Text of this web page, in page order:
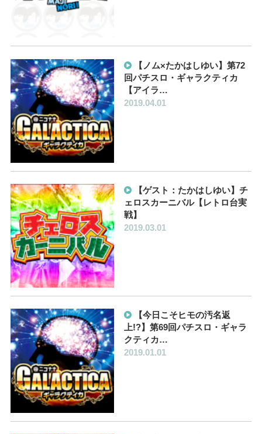
【ノム×たかはしゆい】第72
回パチスロ・ギャラクティカ
【アイラ…
2019.04.01
【ゲスト：たかはしゆい】チ
ェロスカーニバル【レトロ台実
戦】
2019.03.01
【今日こそヒモの汚名返
上!?】第69回パチスロ・ギャラ
クティカ…
2019.01.01